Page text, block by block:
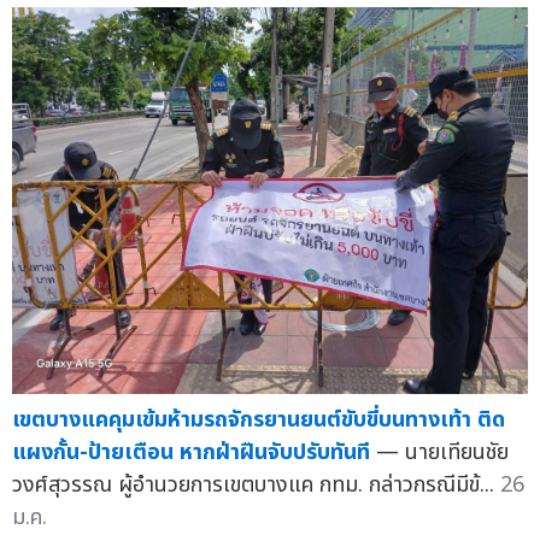
เขตบางแคคุมเข้มห้ามรถจักรยานยนต์ขับขี่บนทางเท้า ติด
แผงกั้น-ป้ายเตือน หากฝ่าฝืนจับปรับทันที — นายเทียนชัย
วงศ์สุวรรณ ผู้อำนวยการเขตบางแค กทม. กล่าวกรณีมีข้... 26
ม.ค.